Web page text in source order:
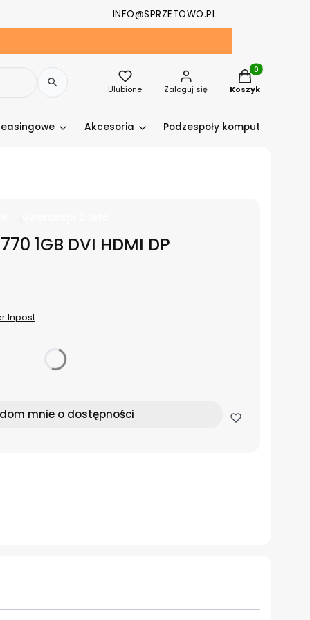
INFO@SPRZETOWO.PL
Ulubione Zaloguj się
Produkty w
Koszyk
Akcesoria Podzespoły komputerowe
1GB DVI HDMI DP
Inpost
mnie o dostępności